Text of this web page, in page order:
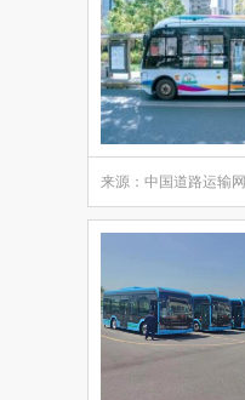
来源：中国道路运输网